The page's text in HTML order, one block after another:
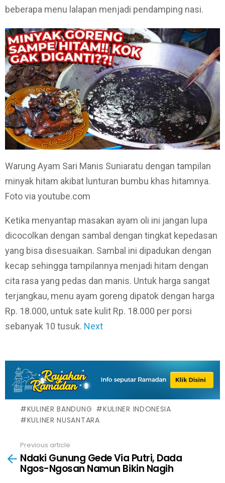
beberapa menu lalapan menjadi pendamping nasi.
Warung Ayam Sari Manis Suniaratu dengan tampilan
minyak hitam akibat lunturan bumbu khas hitamnya.
Foto via youtube.com
Ketika menyantap masakan ayam oli ini jangan lupa
dicocolkan dengan sambal dengan tingkat kepedasan
yang bisa disesuaikan. Sambal ini dipadukan dengan
kecap sehingga tampilannya menjadi hitam dengan
cita rasa yang pedas dan manis. Untuk harga sangat
terjangkau, menu ayam goreng dipatok dengan harga
Rp. 18.000, untuk sate kulit Rp. 18.000 per porsi
sebanyak 10 tusuk. Next
KULINER BANDUNG
KULINER INDONESIA
KULINER NUSANTARA
more
Previous article
Ndaki Gunung Gede Via Putri, Dada
Ngos-Ngosan Namun Bikin Nagih